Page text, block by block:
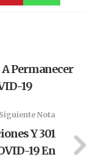
Permanecer
19
Siguiente Nota
Y 301
19 En